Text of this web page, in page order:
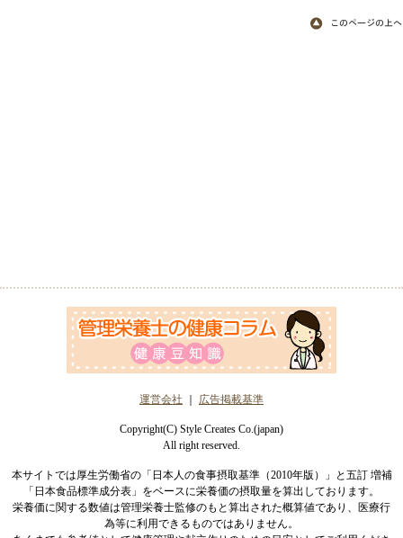
運営会社 広告掲載基準
Copyright(C) Style Creates Co.(japan)
All right reserved.
本サイトでは厚生労働省の「日本人の食事摂取基準（2010年版）」と五訂 増補
「日本食品標準成分表」をベースに栄養価の摂取量を算出しております。
栄養価に関する数値は管理栄養士監修のもと算出された概算値であり、医療行
為等に利用できるものではありません。